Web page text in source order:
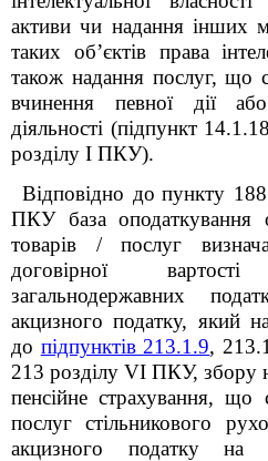
активи чи надання інших
таких об’єктів права
також надання послуг, що
вчинення певної дії
діяльності (підпункт
розділу І ПКУ).
Відповідно до пункту
ПКУ база оподаткування
товарів / послуг
договірної
загальнодержавних
акцизного податку, який
до підпунктів 213.1.9,
213 розділу VІ ПКУ, збору
пенсійне страхування, що
послуг стільникового
акцизного податку